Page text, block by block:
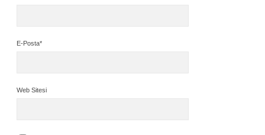
E-Posta*
Web Sitesi